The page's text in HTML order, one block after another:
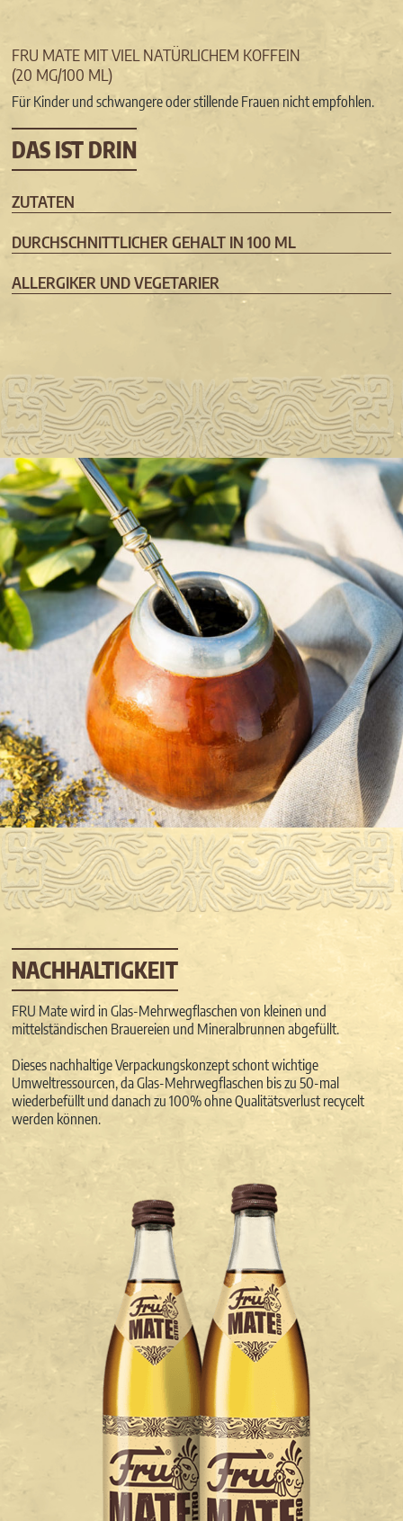
FRU MATE MIT VIEL NATÜRLICHEM KOFFEIN
(20 MG/100 ML)
Für Kinder und schwangere oder stillende Frauen nicht empfohlen.
DAS IST DRIN
ZUTATEN
DURCHSCHNITTLICHER GEHALT IN 100 ML
ALLERGIKER UND VEGETARIER
NACHHALTIGKEIT
FRU Mate wird in Glas-Mehrwegflaschen von kleinen und
mittelständischen Brauereien und Mineralbrunnen abgefüllt.
Dieses nachhaltige Verpackungskonzept schont wichtige
Umweltressourcen, da Glas-Mehrwegflaschen bis zu 50-mal
wiederbefüllt und danach zu 100% ohne Qualitätsverlust recycelt
werden können.